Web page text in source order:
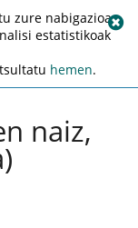
naiz,
zure nabigazioa
estatistikoak
hemen.